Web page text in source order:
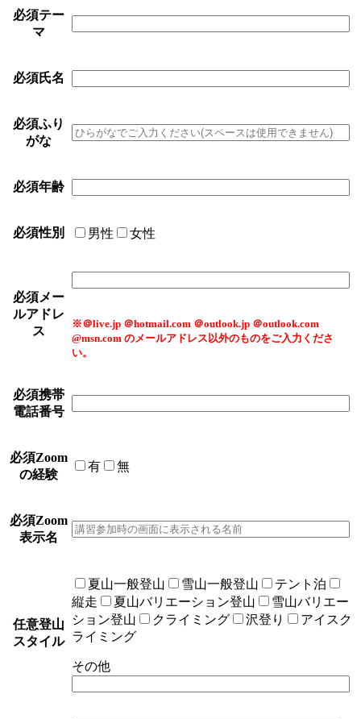
必須テー
マ
必須氏名
必須ふり
がな
必須年齢
必須性別 男性 女性
必須メー
ルアドレ
ス
※＠live.jp ＠hotmail.com ＠outlook.jp ＠outlook.com
@msn.com のメールアドレス以外のものをご入力くださ
い。
必須携帯
電話番号
必須Zoom
の経験
有 無
必須Zoom
表示名
任意登山
スタイル
夏山一般登山 雪山一般登山
テント泊
縦走
夏山バリエーション登山
雪山バリエー
ション登山
クライミング 沢登り
アイスク
ライミング
その他